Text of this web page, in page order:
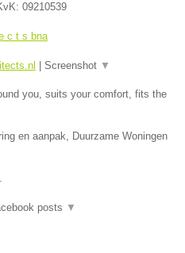
09210539
c t s bna
Screenshot ▼
you, suits your comfort, fits the
en aanpak, Duurzame Woningen
posts ▼